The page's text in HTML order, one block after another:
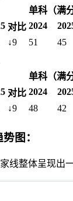
单科（满
对比 2024
↓9 51 45
单科（满
对比 2024
↓9 48 42
图：
线整体呈现